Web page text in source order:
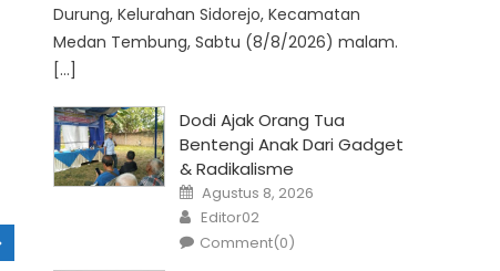
Durung, Kelurahan Sidorejo, Kecamatan
Medan Tembung, Sabtu (8/8/2026) malam.
[…]
Dodi Ajak Orang Tua
Bentengi Anak Dari Gadget
& Radikalisme
Posted
on
Agustus 8, 2026
Author
Editor02
Comment(0)